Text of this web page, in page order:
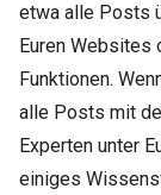
etwa alle Posts
Euren Websites
Funktionen.
alle Posts mit
Experten unter
einiges